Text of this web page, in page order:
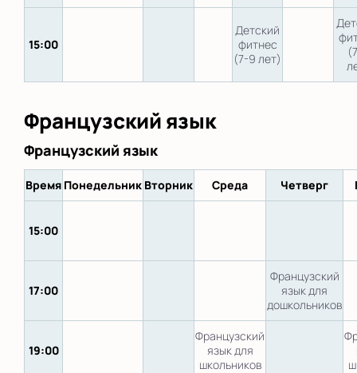
15:00
Детский
фитнес
(7-9 лет)
Французский язык
Французский язык
Время Понедельник Вторник Среда Четверг
15:00
17:00
Французский
язык для
дошкольников
19:00
Французский
язык для
школьников